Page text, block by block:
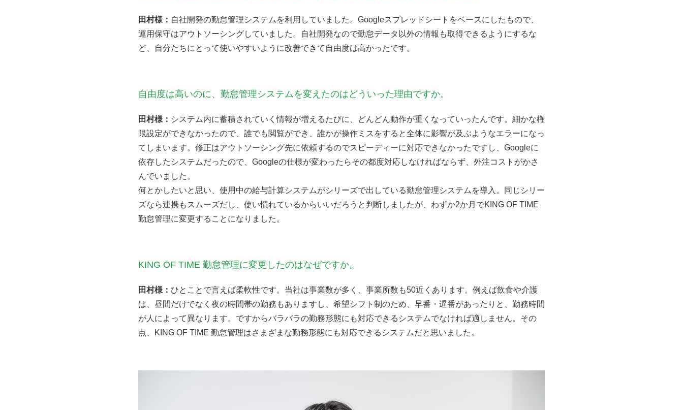
田村様： 自社開発の勤怠管理システムを利用していました。Googleスプレッドシートをベースにしたもので、
運用保守はアウトソーシングしていました。自社開発なので勤怠データ以外の情報も取得できるようにするな
ど、自分たちにとって使いやすいように改善できて自由度は高かったです。
自由度は高いのに、勤怠管理システムを変えたのはどういった理由ですか。
田村様： システム内に蓄積されていく情報が増えるたびに、どんどん動作が重くなっていったんです。細かな権
限設定ができなかったので、誰でも閲覧ができ、誰かが操作ミスをすると全体に影響が及ぶようなエラーになっ
てしまいます。修正はアウトソーシング先に依頼するのでスピーディーに対応できなかったですし、Googleに
依存したシステムだったので、Googleの仕様が変わったらその都度対応しなければならず、外注コストがかさ
んでいました。
何とかしたいと思い、使用中の給与計算システムがシリーズで出している勤怠管理システムを導入。同じシリー
ズなら連携もスムーズだし、使い慣れているからいいだろうと判断しましたが、わずか2か月でKING OF TIME
勤怠管理に変更することになりました。
KING OF TIME 勤怠管理に変更したのはなぜですか。
田村様： ひとことで言えば柔軟性です。当社は事業数が多く、事業所数も50近くあります。例えば飲食や介護
は、昼間だけでなく夜の時間帯の勤務もありますし、希望シフト制のため、早番・遅番があったりと、勤務時間
が人によって異なります。ですからバラバラの勤務形態にも対応できるシステムでなければ適しません。その
点、KING OF TIME 勤怠管理はさまざまな勤務形態にも対応できるシステムだと思いました。